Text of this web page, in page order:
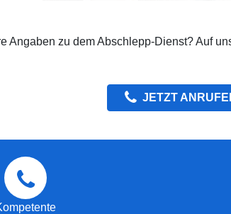
Angaben zu dem Abschlepp-Dienst? Auf
JETZT